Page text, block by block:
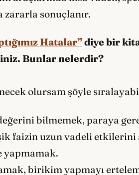
sonuçlanır.
Hatalar”diye bir
Bunlar nelerdir?
olursam şöyle
bilmemek, paraya
faizin uzun vadeli etkilerini
yapmamak.
birikim yapmayı